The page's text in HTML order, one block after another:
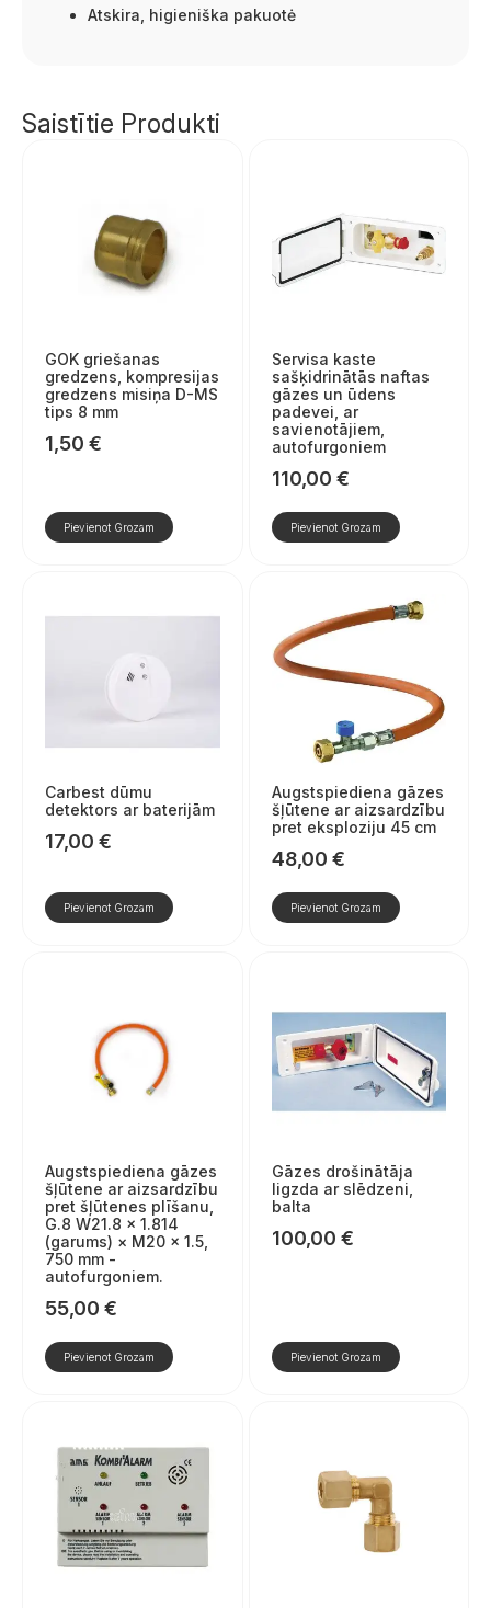
Atskira, higieniška pakuotė
Saistītie Produkti
GOK griešanas
gredzens, kompresijas
gredzens misiņa D-MS
tips 8 mm
1,50 €
Pievienot Grozam
Servisa kaste
sašķidrinātās naftas
gāzes un ūdens
padevei, ar
savienotājiem,
autofurgoniem
110,00 €
Pievienot Grozam
Carbest dūmu
detektors ar baterijām
17,00 €
Pievienot Grozam
Augstspiediena gāzes
šļūtene ar aizsardzību
pret eksploziju 45 cm
48,00 €
Pievienot Grozam
Augstspiediena gāzes
šļūtene ar aizsardzību
pret šļūtenes plīšanu,
G.8 W21.8 × 1.814
(garums) × M20 × 1.5,
750 mm -
autofurgoniem.
55,00 €
Pievienot Grozam
Gāzes drošinātāja
ligzda ar slēdzeni,
balta
100,00 €
Pievienot Grozam